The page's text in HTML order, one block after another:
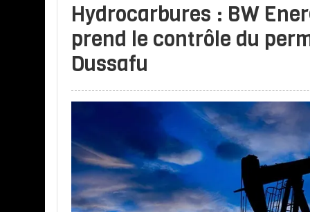
Hydrocarbures : BW
prend le contrôle du
Dussafu